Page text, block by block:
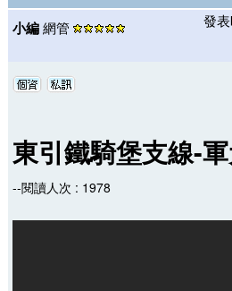
小編網管 發
東引鐵騎堡支線-
--閱讀人次 : 1978